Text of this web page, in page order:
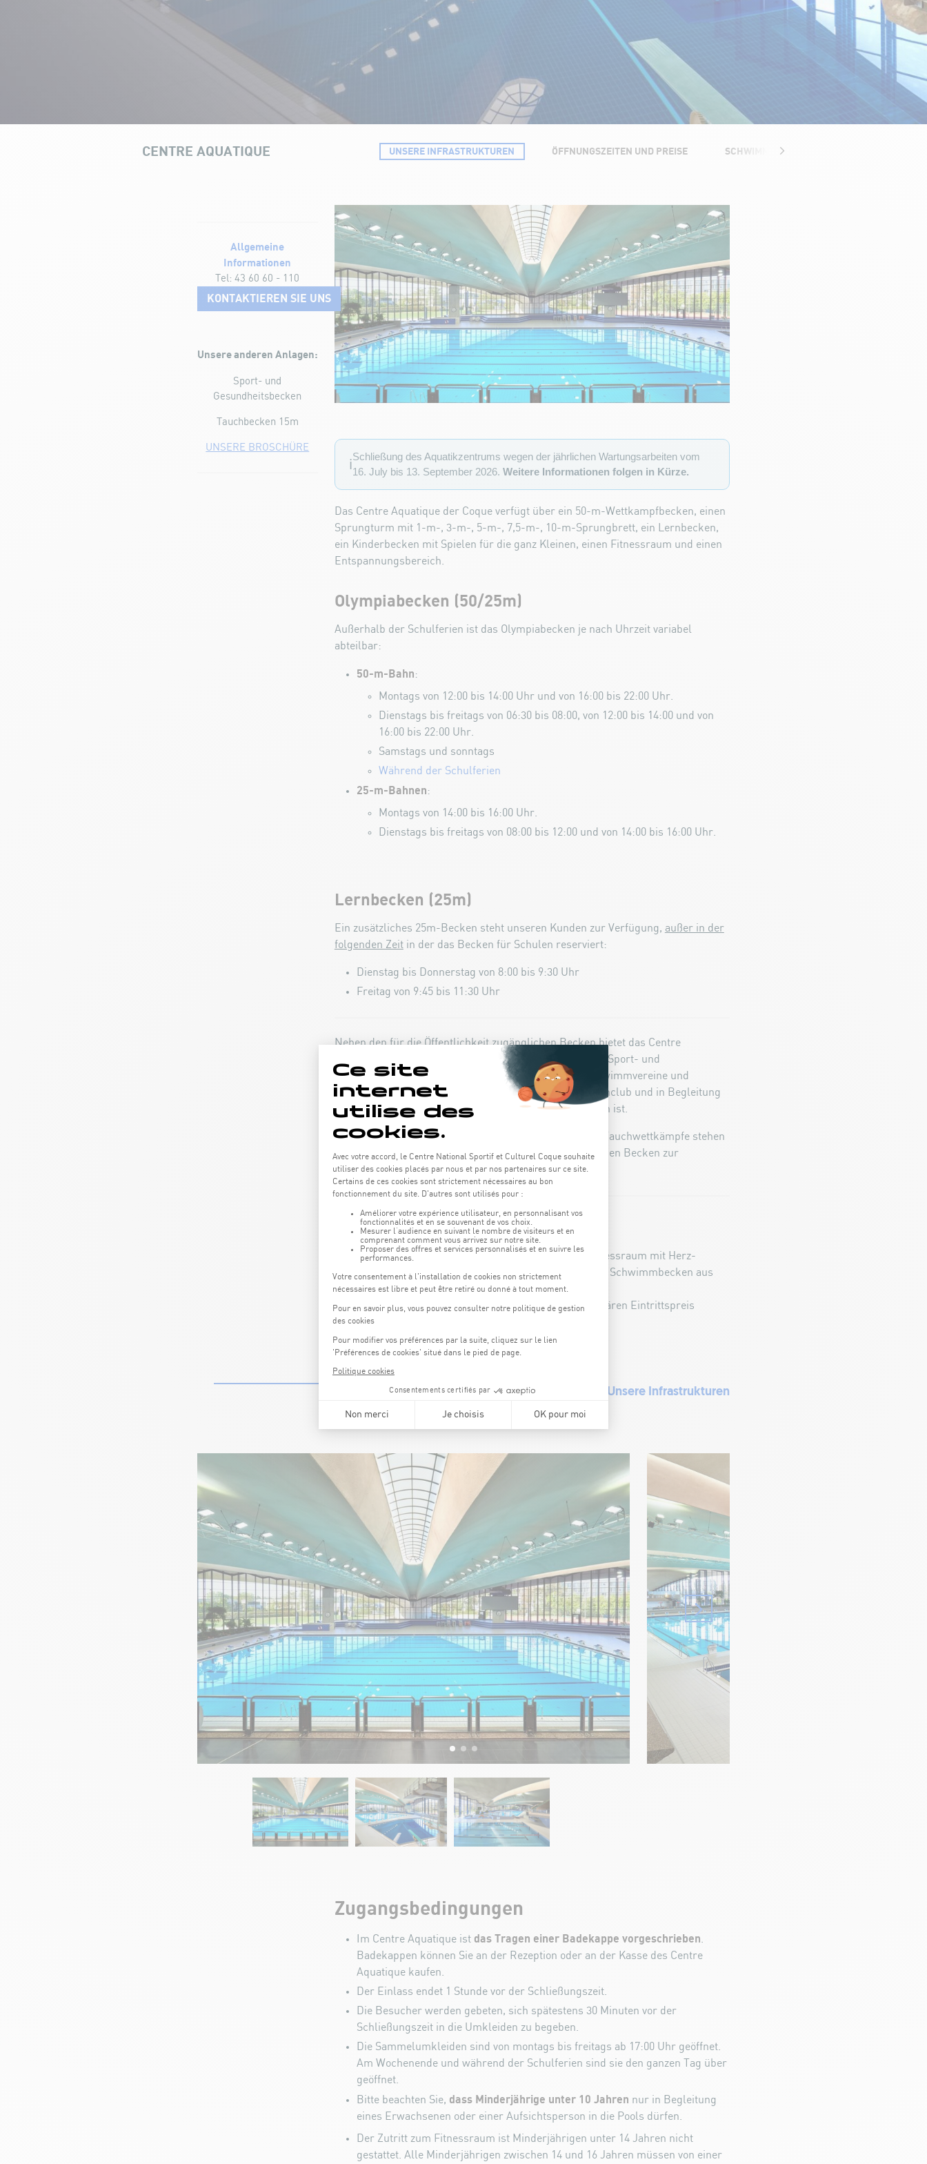
CENTRE AQUATIQUE UNSERE INFRASTRUKTUREN ÖFFNUNGSZEITEN UND PREISE SCHWIMMKURSE
ℹ️
Schließung des Aquatikzentrums wegen der jährlichen Wartungsarbeiten vom
16. July bis 13. September 2026. Weitere Informationen folgen in Kürze.
Das Centre Aquatique der Coque verfügt über ein 50-m-Wettkampfbecken, einen
Sprungturm mit 1-m-, 3-m-, 5-m-, 7,5-m-, 10-m-Sprungbrett, ein Lernbecken,
ein Kinderbecken mit Spielen für die ganz Kleinen, einen Fitnessraum und einen
Entspannungsbereich.
Olympiabecken (50/25m)
Außerhalb der Schulferien ist das Olympiabecken je nach Uhrzeit variabel
abteilbar:
50-m-Bahn:
Montags von 12:00 bis 14:00 Uhr und von 16:00 bis 22:00 Uhr.
Dienstags bis freitags von 06:30 bis 08:00, von 12:00 bis 14:00 und von
16:00 bis 22:00 Uhr.
Samstags und sonntags
Während der Schulferien
25-m-Bahnen:
Montags von 14:00 bis 16:00 Uhr.
Dienstags bis freitags von 08:00 bis 12:00 und von 14:00 bis 16:00 Uhr.
Lernbecken (25m)
Ein zusätzliches 25m-Becken steht unseren Kunden zur Verfügung, außer in der
folgenden Zeitin der das Becken für Schulen reserviert:
Dienstag bis Donnerstag von 8:00 bis 9:30 Uhr
Freitag von 9:45 bis 11:30 Uhr
Neben den für die Öffentlichkeit zugänglichen Becken bietet das Centre
die Aquakurse
reserviertes Sport- und
Gesundheitsbecken, ein 50-m-Trainingsbecken für Schwimmvereine und
Schulen sowie ein Tauchbecken, das nur über den Tauchclub und in Begleitung
eines Trainers mit entsprechendem Zertifikat zugänglich ist.
Für die nationalen und internationalen Schwimm- oder Tauchwettkämpfe stehen
650 Sitzplätze für die Zuschauer auf den Tribünen über den Becken zur
Verfügung.
Fitnessraum
Unser Aquatic Center verfügt außerdem über einen Fitnessraum mit Herz-
Kreislauf- und Krafttrainingsgeräten, das direkt von den Schwimmbecken aus
zugänglich ist.
Die Nutzung ist gegen einen kleinen Aufpreis zum regulären Eintrittspreis
möglich.
Allgemeine
Informationen
Tel: 43 60 60 - 110
KONTAKTIEREN SIE UNS
Unsere anderen Anlagen:
Sport- und
Gesundheitsbecken
Tauchbecken 15m
UNSERE BROSCHÜRE
Unsere Infrastrukturen
Zugangsbedingungen
Im Centre Aquatique ist das Tragen einer Badekappe vorgeschrieben.
Badekappen können Sie an der Rezeption oder an der Kasse des Centre
Aquatique kaufen.
Der Einlass endet 1 Stunde vor der Schließungszeit.
Die Besucher werden gebeten, sich spätestens 30 Minuten vor der
Schließungszeit in die Umkleiden zu begeben.
Die Sammelumkleiden sind von montags bis freitags ab 17:00 Uhr geöffnet.
Am Wochenende und während der Schulferien sind sie den ganzen Tag über
geöffnet.
Bitte beachten Sie, dass Minderjährige unter 10 Jahren nur in Begleitung
eines Erwachsenen oder einer Aufsichtsperson in die Pools dürfen.
Der Zutritt zum Fitnessraum ist Minderjährigen unter 14 Jahren nicht
gestattet. Alle Minderjährigen zwischen 14 und 16 Jahren müssen von einer